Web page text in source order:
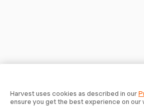
Tu tiempo merece
Harvest uses cookies as described in our
ensure you get the best experience on our